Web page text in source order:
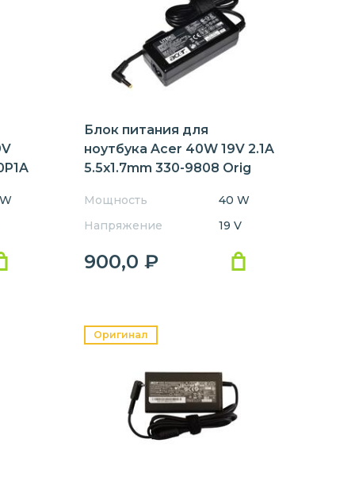
C100
P253
Блок питания для
ноутбука Acer 40W 19V 2.1A
5.5x1.7mm 330-9808 Orig
Мощность
40 W
Напряжение
19 V
900,0 ₽
Оригинал